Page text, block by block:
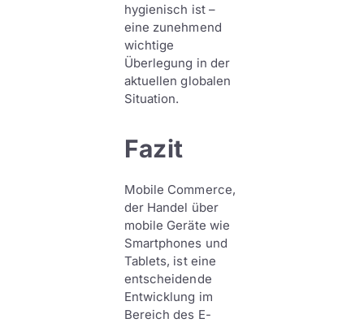
hygienisch ist –
eine zunehmend
wichtige
Überlegung in der
aktuellen globalen
Situation.
Fazit
Mobile Commerce,
der Handel über
mobile Geräte wie
Smartphones und
Tablets, ist eine
entscheidende
Entwicklung im
Bereich des E-